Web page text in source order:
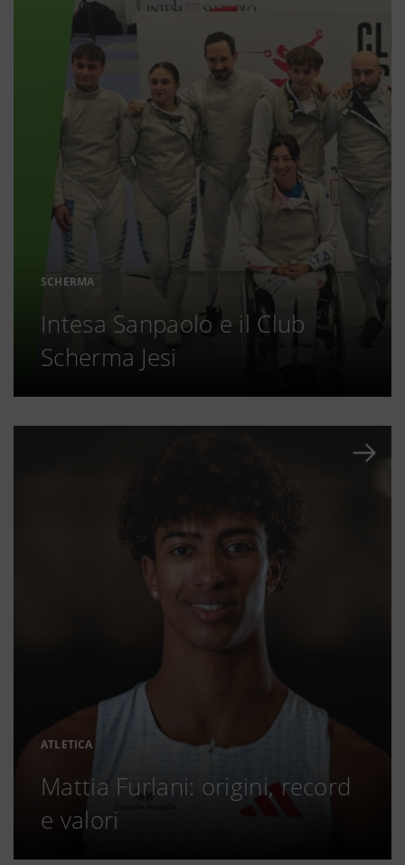
SCHERMA
Intesa Sanpaolo e il Club
Scherma Jesi
ATLETICA
Mattia Furlani: origini, record
e valori